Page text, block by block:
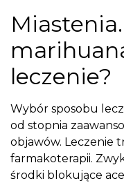
leczenie?
Wybór sposobu
od stopnia
objawów. Leczenie
farmakoterapii.
środki blokujące